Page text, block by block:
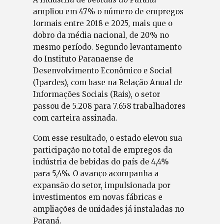
ampliou em 47% o número de empregos
formais entre 2018 e 2025, mais que o
dobro da média nacional, de 20% no
mesmo período. Segundo levantamento
do Instituto Paranaense de
Desenvolvimento Econômico e Social
(Ipardes), com base na Relação Anual de
Informações Sociais (Rais), o setor
passou de 5.208 para 7.658 trabalhadores
com carteira assinada.
Com esse resultado, o estado elevou sua
participação no total de empregos da
indústria de bebidas do país de 4,4%
para 5,4%. O avanço acompanha a
expansão do setor, impulsionada por
investimentos em novas fábricas e
ampliações de unidades já instaladas no
Paraná.